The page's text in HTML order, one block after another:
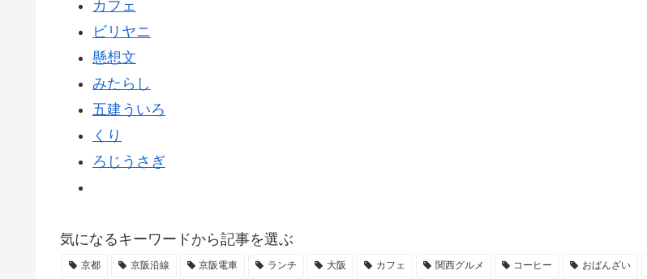
カフェ
ビリヤニ
懸想文
みたらし
五建ういろ
くり
ろじうさぎ
気になるキーワードから記事を選ぶ
京都 京阪沿線 京阪電車 ランチ 大阪 カフェ 関西グルメ コーヒー おばんざい